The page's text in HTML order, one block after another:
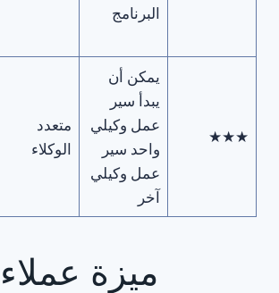
البرنامج
★★★
يمكن أن
يبدأ سير
عمل وكيلي
واحد سير
عمل وكيلي
آخر
متعدد
الوكلاء
ميزة عملاء